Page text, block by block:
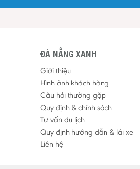
ĐÀ NẴNG XANH
Giới thiệu
Hình ảnh khách hàng
Câu hỏi thường gặp
Quy định & chính sách
Tư vấn du lịch
Quy định hướng dẫn & lái xe
Liên hệ